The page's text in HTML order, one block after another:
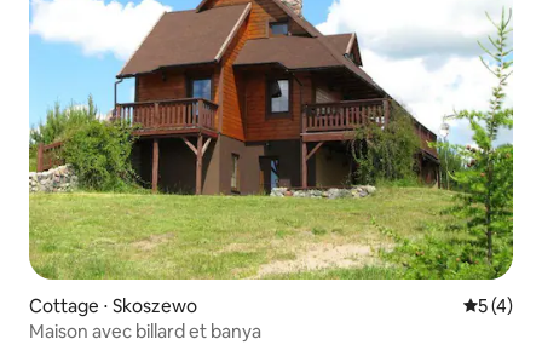
Cottage ⋅ Skoszewo
5 (4)
Maison avec billard et banya